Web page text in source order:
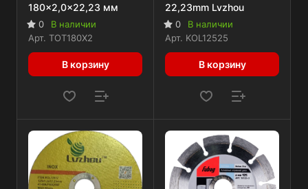
180x2,0x22,23 мм
0
В наличии
Арт. TOT180X2
В корзину
22,23mm Lvzhou
0
В наличии
Арт. KOL12525
В корзину